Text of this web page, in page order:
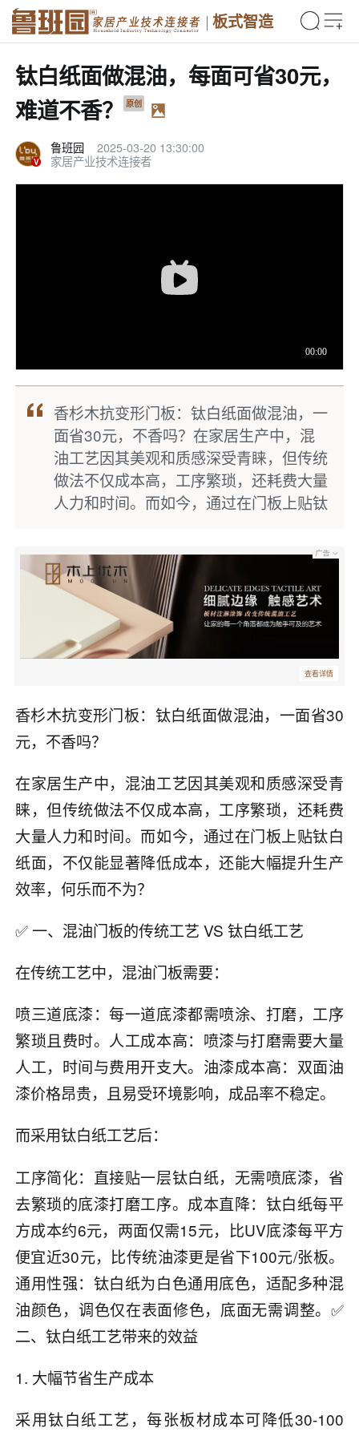
板式智造
钛白纸面做混油，每面可省30元，
难道不香？ 原创
鲁班园
2025-03-20 13:30:00
家居产业技术连接者
香杉木抗变形门板：钛白纸面做混油，一
面省30元，不香吗？在家居生产中，混
油工艺因其美观和质感深受青睐，但传统
做法不仅成本高，工序繁琐，还耗费大量
人力和时间。而如今，通过在门板上贴钛
查看详情
香杉木抗变形门板：钛白纸面做混油，一面省30
元，不香吗？
在家居生产中，混油工艺因其美观和质感深受青
睐，但传统做法不仅成本高，工序繁琐，还耗费
大量人力和时间。而如今，通过在门板上贴钛白
纸面，不仅能显著降低成本，还能大幅提升生产
效率，何乐而不为？
✅ 一、混油门板的传统工艺 VS 钛白纸工艺
在传统工艺中，混油门板需要：
喷三道底漆：每一道底漆都需喷涂、打磨，工序
繁琐且费时。人工成本高：喷漆与打磨需要大量
人工，时间与费用开支大。油漆成本高：双面油
漆价格昂贵，且易受环境影响，成品率不稳定。
而采用钛白纸工艺后：
工序简化：直接贴一层钛白纸，无需喷底漆，省
去繁琐的底漆打磨工序。成本直降：钛白纸每平
方成本约6元，两面仅需15元，比UV底漆每平方
便宜近30元，比传统油漆更是省下100元/张板。
通用性强：钛白纸为白色通用底色，适配多种混
油颜色，调色仅在表面修色，底面无需调整。✅
二、钛白纸工艺带来的效益
1. 大幅节省生产成本
采用钛白纸工艺，每张板材成本可降低30-100